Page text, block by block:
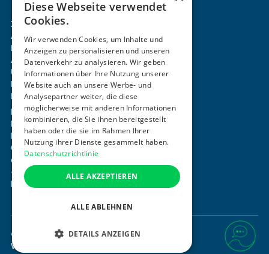
Zertifizierung & Verifikation
Akademie
Mitgliedschaft
Aktivitäten
Über uns
Login
Kontakt
Impressum
Datenschutz
Barrierefreiheitserklärung
Cookie-Einstellungen anpassen
office@ogni.at
+43 664 15 63 507
Mayerhofgasse 1 / 22, 1040 Wien
©
. Alle Rechte vorbehalten.
Website von
Diese Webseite verwendet
Cookies.
Wir verwenden Cookies, um Inhalte und
Anzeigen zu personalisieren und unseren
Datenverkehr zu analysieren. Wir geben
Informationen über Ihre Nutzung unserer
Website auch an unsere Werbe- und
Analysepartner weiter, die diese
möglicherweise mit anderen Informationen
kombinieren, die Sie ihnen bereitgestellt
haben oder die sie im Rahmen Ihrer
Nutzung ihrer Dienste gesammelt haben.
Datenschutzrichtlinie
ALLE AKZEPTIEREN
ALLE ABLEHNEN
DETAILS ANZEIGEN